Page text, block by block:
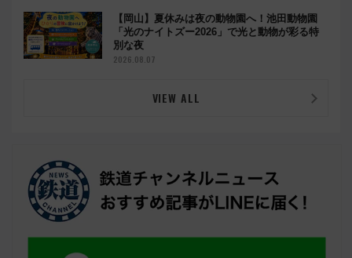
【岡山】夏休みは夜の動物園へ！池田動物園
「光のナイトズー2026」で光と動物が彩る特
別な夜
2026.08.07
VIEW ALL